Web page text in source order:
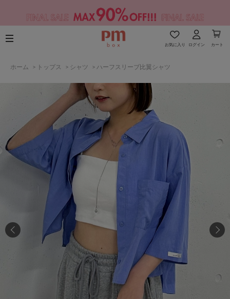
お気に入り ログイン カート
ホーム > トップス > シャツ > ハーフスリーブ比翼シャツ